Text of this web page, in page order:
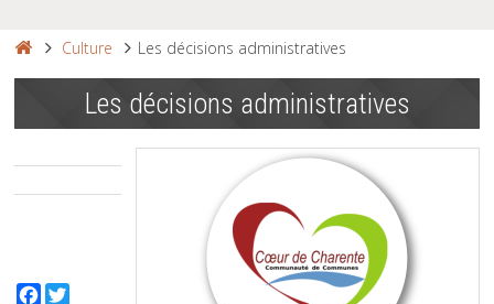
Culture Les décisions administratives
Les décisions administratives
Facebook